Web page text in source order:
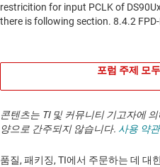
포럼 주제 모
콘텐츠는 TI 및 커뮤니티 기고자에
양으로 간주되지 않습니다. 사용 약관
품질, 패키징, TI에서 주문하는 데 대